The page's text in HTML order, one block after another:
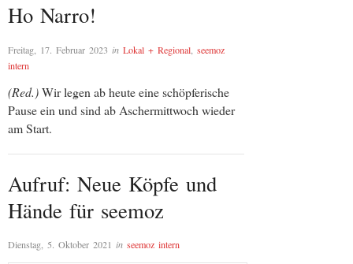
Ho Narro!
Freitag, 17. Februar 2023 in Lokal + Regional seemoz
intern
(Red.)Wir legen ab heute eine schöpferische
Pause ein und sind ab Aschermittwoch wieder
am Start.
Aufruf: Neue Köpfe und
Hände für seemoz
Dienstag, 5. Oktober 2021 in seemoz intern